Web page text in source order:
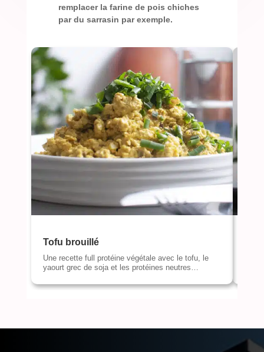
remplacer la farine de pois chiches
par du sarrasin par exemple.
Tofu brouillé
Une recette full protéine végétale avec le tofu, le
yaourt grec de soja et les protéines neutres…